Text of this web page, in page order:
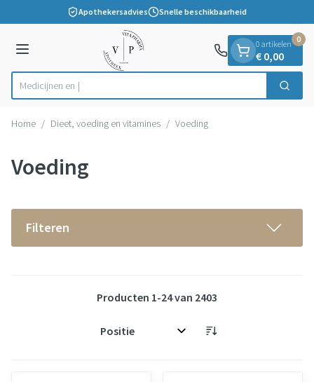
Ga naar de inhoudApothekersadvies Snelle beschikbaarheid
Menu
Product, merk, categorie... Zoek
0 artikelen
€ 0,00
0
Home / Dieet, voeding en vitamines / Voeding
Voeding
Filteren
Producten 1-24van 2403
Sorteer op: